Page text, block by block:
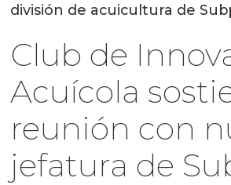
división de acuicultura de
Club de
Acuícola
reunión con
jefatura de